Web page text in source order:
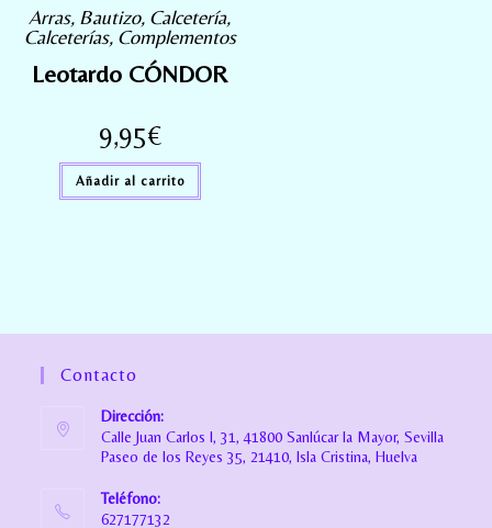
Arras, Bautizo, Calcetería,
Calceterías, Complementos
Leotardo CÓNDOR
9,95€
Añadir al carrito
Contacto
Dirección:
Calle Juan Carlos I, 31, 41800 Sanlúcar la Mayor, Sevilla
Paseo de los Reyes 35, 21410, Isla Cristina, Huelva
Teléfono:
627177132